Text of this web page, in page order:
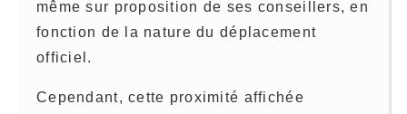
même sur proposition de ses conseillers, en
fonction de la nature du déplacement
officiel.
Cependant, cette proximité affichée